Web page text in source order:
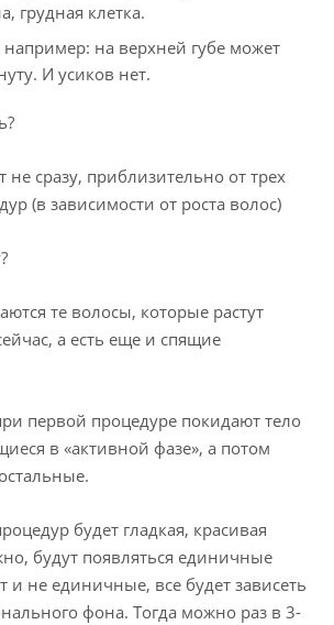
грудная клетка.
например: на верхней губе может
И усиков нет.
не сразу, приблизительно от трех
(в зависимости от роста волос)
те волосы, которые растут
а есть еще и спящие
первой процедуре покидают тело
в «активной фазе», а потом
будет гладкая, красивая
будут появляться единичные
и не единичные, все будет зависеть
фона. Тогда можно раз в 3-